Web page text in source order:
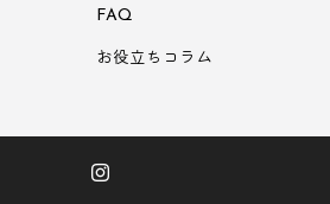
FAQ
お役立ちコラム